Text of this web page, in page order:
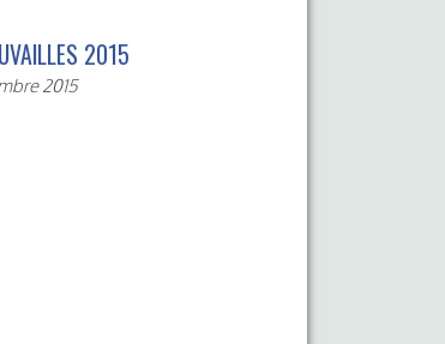
2015
2015